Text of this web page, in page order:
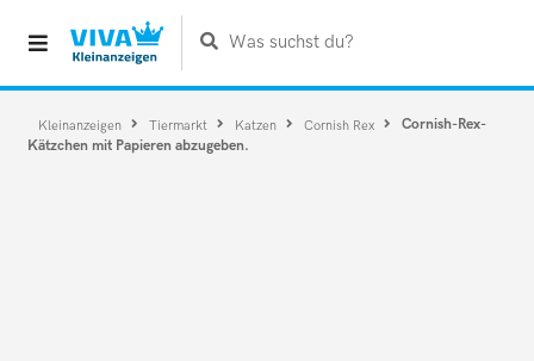
Was suchst du?
Kleinanzeigen Tiermarkt Katzen Cornish Rex
Cornish-Rex-
Kätzchen mit Papieren abzugeben.